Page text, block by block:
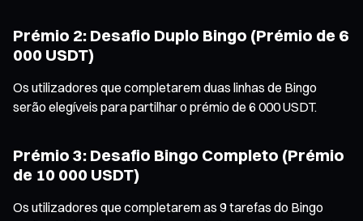
Prémio 2: Desafio Duplo Bingo (Prémio de 6
000 USDT)
Os utilizadores que completarem duas linhas de Bingo
serão elegíveis para partilhar o prémio de 6 000 USDT.
Prémio 3: Desafio Bingo Completo (Prémio
de 10 000 USDT)
Os utilizadores que completarem as 9 tarefas do Bingo